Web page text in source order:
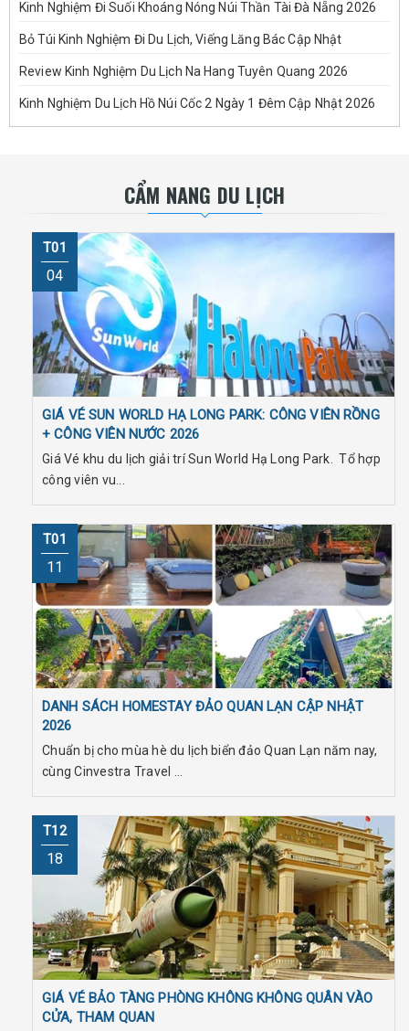
Kinh Nghiệm Đi Suối Khoáng Nóng Núi Thần Tài Đà Nẵng 2026
Bỏ Túi Kinh Nghiệm Đi Du Lịch, Viếng Lăng Bác Cập Nhật
Review Kinh Nghiệm Du Lịch Na Hang Tuyên Quang 2026
Kinh Nghiệm Du Lịch Hồ Núi Cốc 2 Ngày 1 Đêm Cập Nhật 2026
CẨM NANG DU LỊCH
T01
04
GIÁ VÉ SUN WORLD HẠ LONG PARK: CÔNG VIÊN RỒNG
+ CÔNG VIÊN NƯỚC 2026
Giá Vé khu du lịch giải trí Sun World Hạ Long Park. Tổ hợp
công viên vu...
T01
11
DANH SÁCH HOMESTAY ĐẢO QUAN LẠN CẬP NHẬT
2026
Chuẩn bị cho mùa hè du lịch biển đảo Quan Lạn năm nay,
cùng Cinvestra Travel ...
T12
18
GIÁ VÉ BẢO TÀNG PHÒNG KHÔNG KHÔNG QUÂN VÀO
CỬA, THAM QUAN